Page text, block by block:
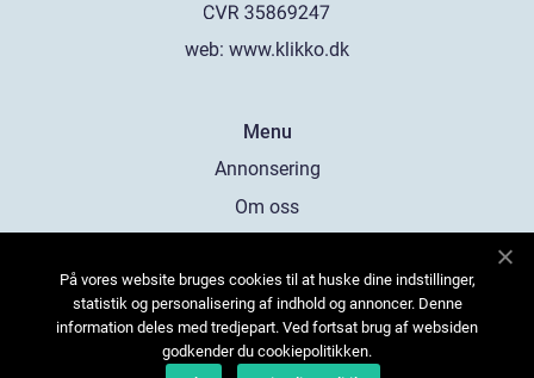
web: www.klikko.dk
Menu
Annonsering
Om oss
Kontakta oss
Sitemap
På vores website bruges cookies til at huske dine indstillinger,
statistik og personalisering af indhold og annoncer. Denne
information deles med tredjepart. Ved fortsat brug af websiden
godkender du cookiepolitikken.